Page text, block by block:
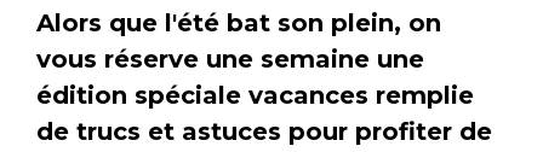
Alors que l'été bat son plein, on
vous réserve une semaine une
édition spéciale vacances remplie
de trucs et astuces pour profiter de